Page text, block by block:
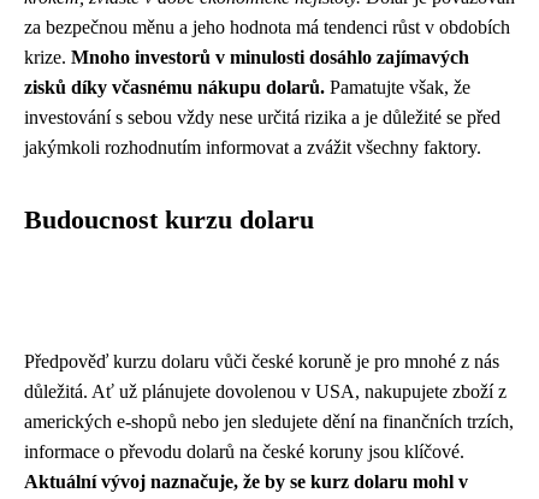
za bezpečnou měnu a jeho hodnota má tendenci růst v obdobích
krize. Mnoho investorů v minulosti dosáhlo zajímavých
zisků díky včasnému nákupu dolarů. Pamatujte však, že
investování s sebou vždy nese určitá rizika a je důležité se před
jakýmkoli rozhodnutím informovat a zvážit všechny faktory.
Budoucnost kurzu dolaru
Předpověď kurzu dolaru vůči české koruně je pro mnohé z nás
důležitá. Ať už plánujete dovolenou v USA, nakupujete zboží z
amerických e-shopů nebo jen sledujete dění na finančních trzích,
informace o převodu dolarů na české koruny jsou klíčové.
Aktuální vývoj naznačuje, že by se kurz dolaru mohl v